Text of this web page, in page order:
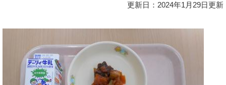
更新日：2024年1月29日更新